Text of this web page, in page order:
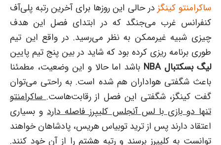
ساکرامنتو کینگز در حالی این روزها برای آخرین رتبه پلی‌آف
کنفرانس غرب می‌جنگد که در ابتدای فصل این هدف
چیزی شبیه غیرممکن به نظر می‌رسید. در واقع این تیم
طوری برنامه ریزی کرده بود که شاید در بین پنج تیم پایین
لیگ بسکتبالNBA باشد اما حالا و این وضعیت، مطمئنا
باعث شگفتی هواداران هم شده است. به راحتی می‌توان
گفت کینگز، شگفتی این فصل از رقابت‌هاست.ساکرامنتو
تنها دو بازی با لس آنجلس کلیپرز فاصله داردو بسیاری
اعتقاد دارند پس از ترید توبیاس هریس، پادشاهان خواهند
توانست به کلیپرز برسند و رتبه هشتم را از آنِ خود کنند.